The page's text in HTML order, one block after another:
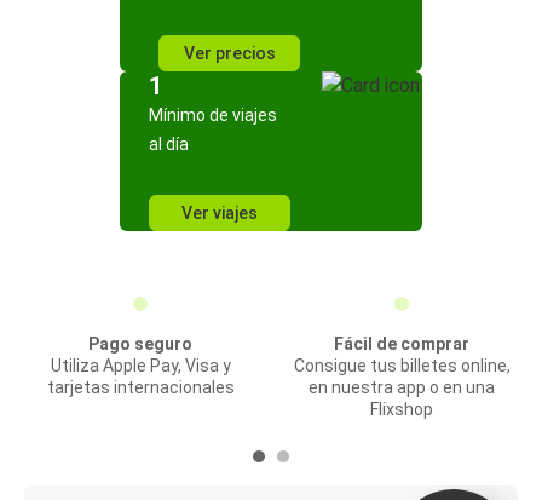
Ver precios
1
Mínimo de viajes
al día
Ver viajes
Pago seguro
Utiliza Apple Pay, Visa y
tarjetas internacionales
Fácil de comprar
Consigue tus billetes online,
en nuestra app o en una
Flixshop